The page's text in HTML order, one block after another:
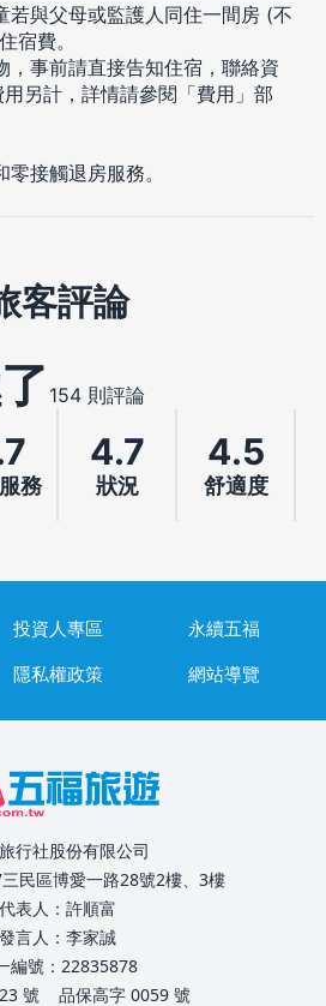
若與父母或監護人同住一間房 (不
宿費。
，事前請直接告知住宿，聯絡資
另計，詳情請參閱「費用」部
接觸退房服務。
客評論
154 則評論
務
4.7
狀況
4.5
舒適度
投資人專區
永續五福
隱私權政策 網站導覽
行社股份有限公司
民區博愛一路28號2樓、3樓
代表人：許順富
發言人：李家誠
編號：22835878
號
品保高字 0059 號